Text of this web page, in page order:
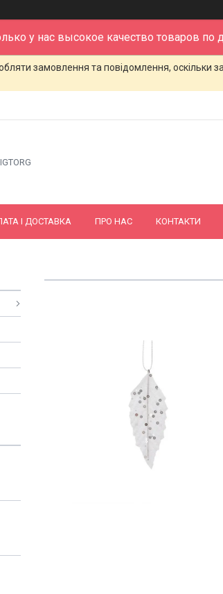
у нас высокое качество товаров по
замовлення та повідомлення, оскільки
І ДОСТАВКА ПРО НАС КОНТАКТИ